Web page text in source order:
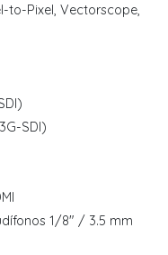
to-Pixel, Vectorscope,
SDI)
1/8" / 3.5 mm